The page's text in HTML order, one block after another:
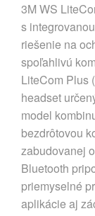
3M WS
s
riešenie na
spoľahlivú
LiteCom Plus
headset
model
bezdrôtovou
zabudovanej
Bluetooth
priemyselné
aplikácie aj